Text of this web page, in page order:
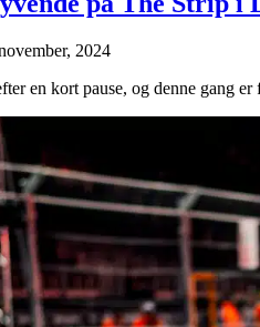
2024
en kort pause, og denne gang